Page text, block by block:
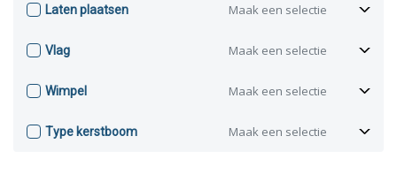
Laten plaatsen Maak een selectie
Vlag Maak een selectie
Wimpel Maak een selectie
Type kerstboom Maak een selectie